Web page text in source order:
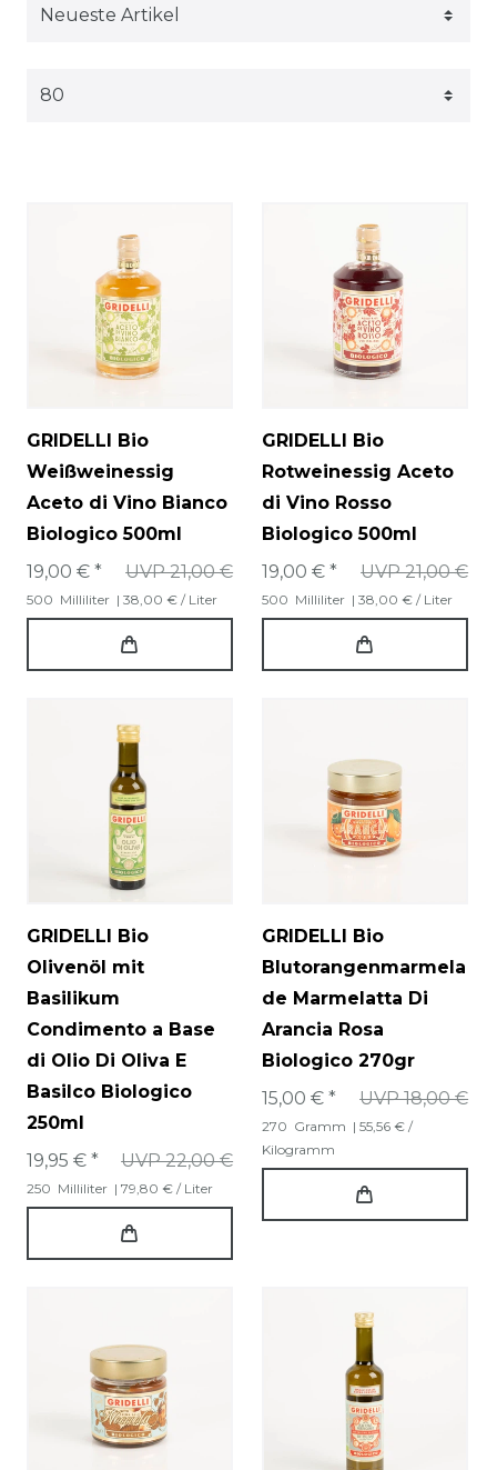
GRIDELLI Bio
Weißweinessig
Aceto di Vino Bianco
Biologico 500ml
UVP 21,00 €
19,00 € *
500 Milliliter | 38,00 € / Liter
GRIDELLI Bio
Rotweinessig Aceto
di Vino Rosso
Biologico 500ml
UVP 21,00 €
19,00 € *
500 Milliliter | 38,00 € / Liter
GRIDELLI Bio
Olivenöl mit
Basilikum
Condimento a Base
di Olio Di Oliva E
Basilco Biologico
250ml
UVP 22,00 €
19,95 € *
250 Milliliter | 79,80 € / Liter
GRIDELLI Bio
Blutorangenmarmela
de Marmelatta Di
Arancia Rosa
Biologico 270gr
UVP 18,00 €
15,00 € *
270 Gramm | 55,56 € /
Kilogramm